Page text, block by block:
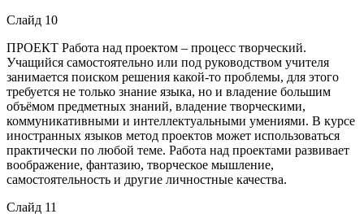
Слайд 10
ПРОЕКТ Работа над проектом – процесс творческий.
Учащийся самостоятельно или под руководством учителя
занимается поиском решения какой-то проблемы, для этого
требуется не только знание языка, но и владение большим
объёмом предметных знаний, владение творческими,
коммуникативными и интеллектуальными умениями. В курсе
иностранных языков метод проектов может использоваться
практически по любой теме. Работа над проектами развивает
воображение, фантазию, творческое мышление,
самостоятельность и другие личностные качества.
Слайд 11